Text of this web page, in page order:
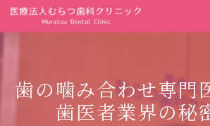
歯の噛み合わせ専門
歯医者業界の秘